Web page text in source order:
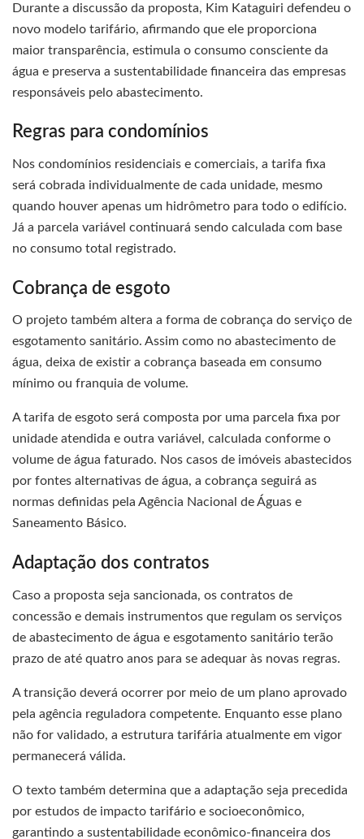
Durante a discussão da proposta, Kim Kataguiri defendeu o
novo modelo tarifário, afirmando que ele proporciona
maior transparência, estimula o consumo consciente da
água e preserva a sustentabilidade financeira das empresas
responsáveis pelo abastecimento.
Regras para condomínios
Nos condomínios residenciais e comerciais, a tarifa fixa
será cobrada individualmente de cada unidade, mesmo
quando houver apenas um hidrômetro para todo o edifício.
Já a parcela variável continuará sendo calculada com base
no consumo total registrado.
Cobrança de esgoto
O projeto também altera a forma de cobrança do serviço de
esgotamento sanitário. Assim como no abastecimento de
água, deixa de existir a cobrança baseada em consumo
mínimo ou franquia de volume.
A tarifa de esgoto será composta por uma parcela fixa por
unidade atendida e outra variável, calculada conforme o
volume de água faturado. Nos casos de imóveis abastecidos
por fontes alternativas de água, a cobrança seguirá as
normas definidas pela Agência Nacional de Águas e
Saneamento Básico.
Adaptação dos contratos
Caso a proposta seja sancionada, os contratos de
concessão e demais instrumentos que regulam os serviços
de abastecimento de água e esgotamento sanitário terão
prazo de até quatro anos para se adequar às novas regras.
A transição deverá ocorrer por meio de um plano aprovado
pela agência reguladora competente. Enquanto esse plano
não for validado, a estrutura tarifária atualmente em vigor
permanecerá válida.
O texto também determina que a adaptação seja precedida
por estudos de impacto tarifário e socioeconômico,
garantindo a sustentabilidade econômico-financeira dos